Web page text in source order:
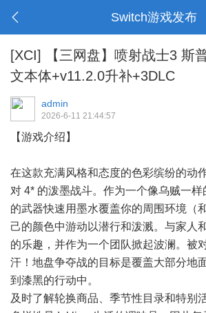
Switch游戏发布
[XCI] 【三网盘】喷射战士3 斯
文本体+v11.2.0升补+3DLC
admin
2026-6-11 21:44:57
【游戏介绍】
在这款充满风格和态度的色彩缤纷的动
对 4* 的泼墨战斗。作为一个像乌贼一
的武器快速用墨水覆盖你的周围环境（
己的颜色中游动以潜行和泼溅。与家人
的乐趣，并作为一个团队掀起波澜。被
汗！地盘争夺战的目标是覆盖大部分地
到漆黑的行动中。
及时了解轮换商品、季节性目录和特别